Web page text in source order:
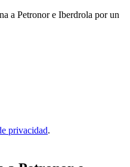
a Petronor e Iberdrola por un
privacidad.